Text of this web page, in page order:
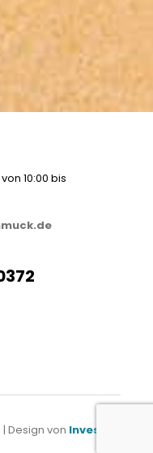
10:00 bis
Design von Investnet